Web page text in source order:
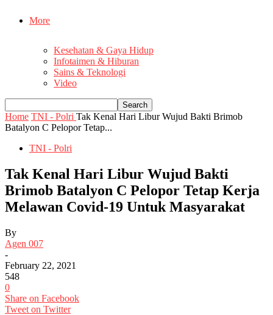
More
Kesehatan & Gaya Hidup
Infotaimen & Hiburan
Sains & Teknologi
Video
Home TNI - Polri Tak Kenal Hari Libur Wujud Bakti Brimob
Batalyon C Pelopor Tetap...
TNI - Polri
Tak Kenal Hari Libur Wujud Bakti
Brimob Batalyon C Pelopor Tetap Kerja
Melawan Covid-19 Untuk Masyarakat
By
Agen 007
-
February 22, 2021
548
0
Share on Facebook
Tweet on Twitter